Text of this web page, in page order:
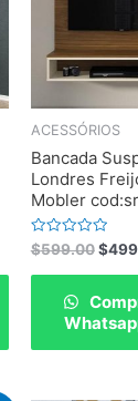
ACESSÓRIOS
Bancada
Londres
Mobler
Rated
0
out
$599.00 $